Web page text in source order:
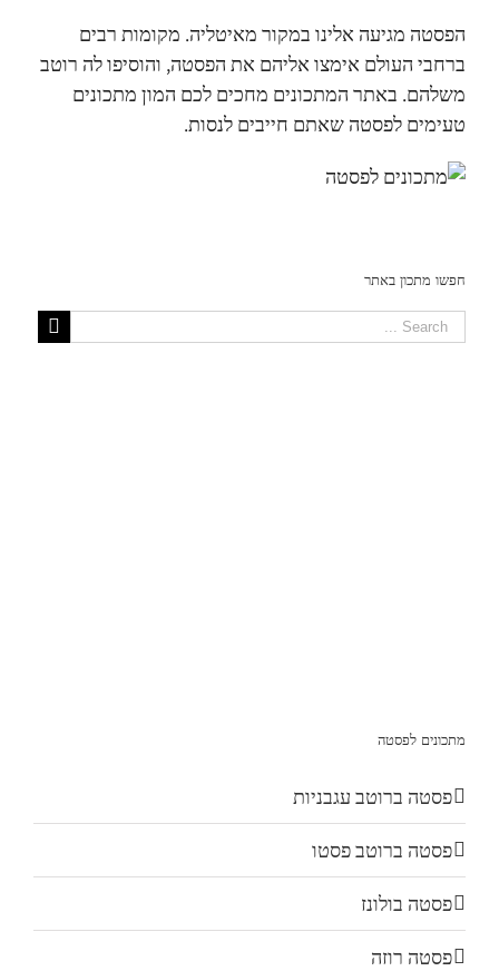
הפסטה מגיעה אלינו במקור מאיטליה. מקומות רבים
ברחבי העולם אימצו אליהם את הפסטה, והוסיפו לה רוטב
משלהם. באתר המתכונים מחכים לכם המון מתכונים
טעימים לפסטה שאתם חייבים לנסות.
חפשו מתכון באתר
מתכונים לפסטה
פסטה ברוטב עגבניות
פסטה ברוטב פסטו
פסטה בולונז
פסטה רוזה